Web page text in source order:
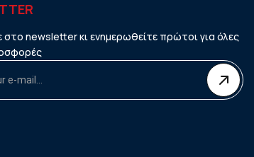
στο newsletter κι ενημερωθείτε πρώτοι για όλες